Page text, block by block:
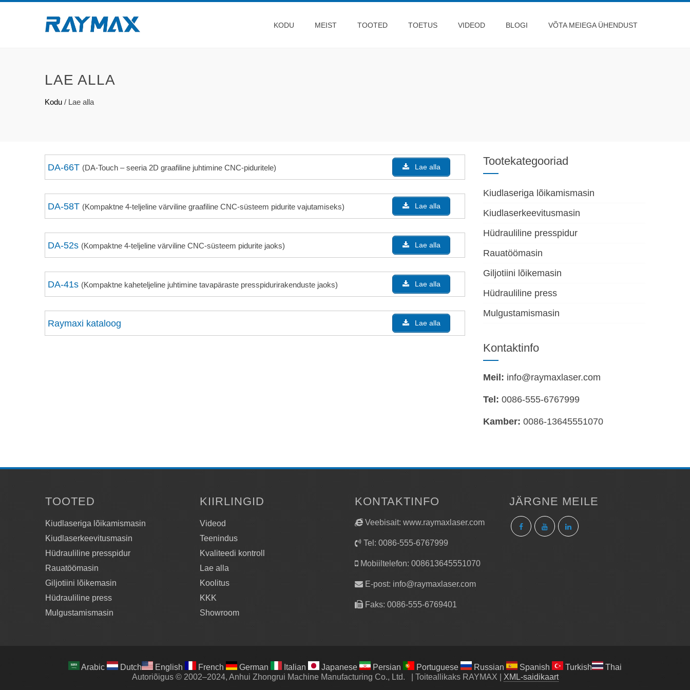
KODU MEIST TOOTED TOETUS VIDEOD BLOGI VÕTA MEIEGA ÜHENDUST
LAE ALLA
Kodu / Lae alla
DA-66T (DA-Touch – seeria 2D graafiline juhtimine CNC-piduritele) Lae alla
DA-58T (Kompaktne 4-teljeline värviline graafiline CNC-süsteem pidurite vajutamiseks) Lae alla
DA-52s (Kompaktne 4-teljeline värviline CNC-süsteem pidurite jaoks) Lae alla
DA-41s (Kompaktne kaheteljeline juhtimine tavapäraste presspidurirakenduste jaoks) Lae alla
Raymaxi kataloog Lae alla
Tootekategooriad
Kiudlaseriga lõikamismasin
Kiudlaserkeevitusmasin
Hüdrauliline presspidur
Rauatöömasin
Giljotiini lõikemasin
Hüdrauliline press
Mulgustamismasin
Kontaktinfo
Meil: info@raymaxlaser.com
Tel: 0086-555-6767999
Kamber: 0086-13645551070
TOOTED
Kiudlaseriga lõikamismasin
Kiudlaserkeevitusmasin
Hüdrauliline presspidur
Rauatöömasin
Giljotiini lõikemasin
Hüdrauliline press
Mulgustamismasin
KIIRLINGID
Videod
Teenindus
Kvaliteedi kontroll
Lae alla
Koolitus
KKK
Showroom
KONTAKTINFO
Veebisait: www.raymaxlaser.com
Tel: 0086-555-6767999
Mobiiltelefon: 008613645551070
E-post: info@raymaxlaser.com
Faks: 0086-555-6769401
JÄRGNE MEILE
Arabic Dutch English French German Italian Japanese Persian Portuguese Russian Spanish Turkish
Thai
Autoriõigus © 2002–2024, Anhui Zhongrui Machine Manufacturing Co., Ltd.
Toiteallikaks RAYMAX XML-saidikaart